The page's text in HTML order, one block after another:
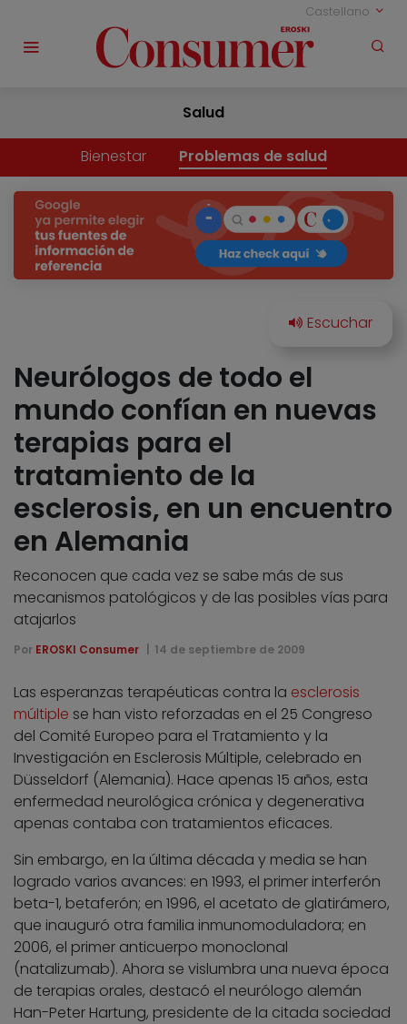
Castellano
Salud
Bienestar Problemas de salud
Neurólogos de todo el
mundo confían en nuevas
terapias para el
tratamiento de la
esclerosis, en un encuentro
en Alemania
Reconocen que cada vez se sabe más de sus
mecanismos patológicos y de las posibles vías para
atajarlos
Por EROSKI Consumer 14 de septiembre de 2009
Las esperanzas terapéuticas contra la esclerosis
múltiple se han visto reforzadas en el 25 Congreso
del Comité Europeo para el Tratamiento y la
Investigación en Esclerosis Múltiple, celebrado en
Düsseldorf (Alemania). Hace apenas 15 años, esta
enfermedad neurológica crónica y degenerativa
apenas contaba con tratamientos eficaces.
Sin embargo, en la última década y media se han
logrado varios avances: en 1993, el primer interferón
beta-1, betaferón; en 1996, el acetato de glatirámero,
que inauguró otra familia inmunomoduladora; en
2006, el primer anticuerpo monoclonal
(natalizumab). Ahora se vislumbra una nueva época
de terapias orales, destacó el neurólogo alemán
Han-Peter Hartung, presidente de la citada sociedad